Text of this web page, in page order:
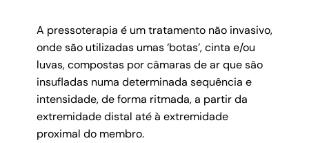
A pressoterapia é um tratamento não invasivo,
onde são utilizadas umas ‘botas’, cinta e/ou
luvas, compostas por câmaras de ar que são
insufladas numa determinada sequência e
intensidade, de forma ritmada, a partir da
extremidade distal até à extremidade
proximal do membro.